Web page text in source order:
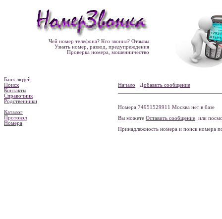
Чей номер телефона? Кто звонил? Отзывы
Узнать номер, развод, предупреждения
Проверка номера, мошенничество
Банк людей
Поиск
Контакты
Справочник
Родственники
Каталог
Протокол
Номера
Начало Добавить сообщение
Номера 74951529911 Москва нет в базе
Вы можете Оставить сообщение или
Принадлежность номера и поиск номера